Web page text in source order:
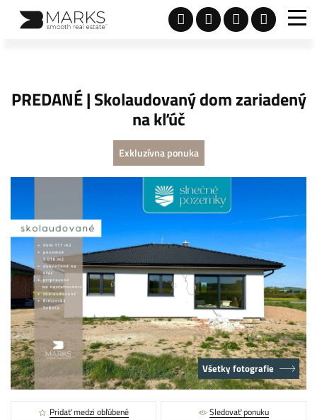
PREDANÉ | Skolaudovaný dom zariadený
na kľúč
Exkluzívna ponuka
Všetky fotografie
Pridať medzi obľúbené Sledovať ponuku